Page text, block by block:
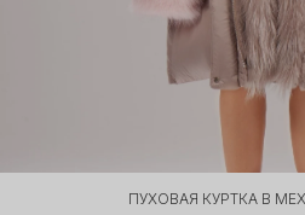
ПУХОВАЯ КУРТКА В